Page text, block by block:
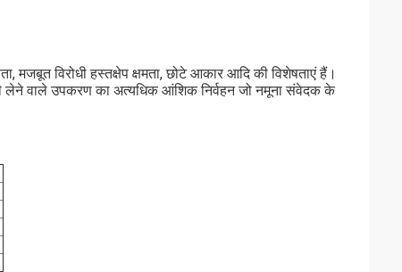
मजबूत विरोधी हस्तक्षेप क्षमता, छोटे आकार आदि की विशेषताएं हैं।
वाले उपकरण का अत्यधिक आंशिक निर्वहन जो नमूना संवेदक के